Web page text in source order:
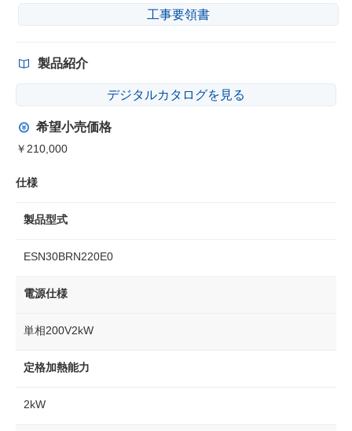
工事要領書
製品紹介
デジタルカタログを見る
希望小売価格
￥210,000
仕様
製品型式
ESN30BRN220E0
電源仕様
単相200V2kW
定格加熱能力
2kW